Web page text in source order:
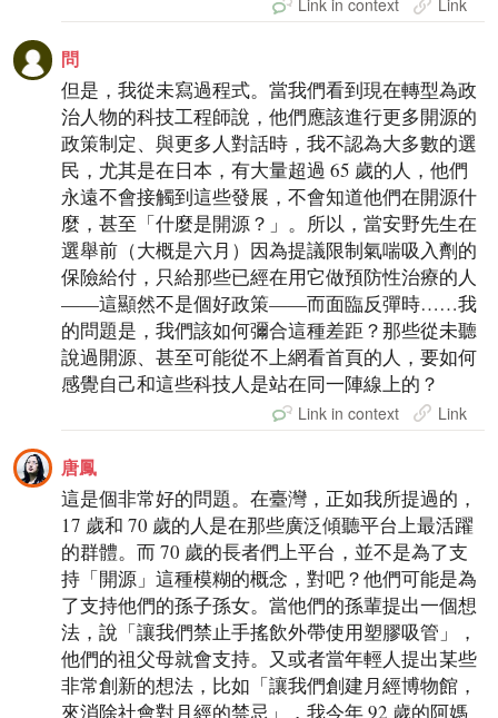
Link in context Link
問
但是，我從未寫過程式。當我們看到現在轉型為政
治人物的科技工程師說，他們應該進行更多開源的
政策制定、與更多人對話時，我不認為大多數的選
民，尤其是在日本，有大量超過 65 歲的人，他們
永遠不會接觸到這些發展，不會知道他們在開源什
麼，甚至「什麼是開源？」。所以，當安野先生在
選舉前（大概是六月）因為提議限制氣喘吸入劑的
保險給付，只給那些已經在用它做預防性治療的人
——這顯然不是個好政策——而面臨反彈時……我
的問題是，我們該如何彌合這種差距？那些從未聽
說過開源、甚至可能從不上網看首頁的人，要如何
感覺自己和這些科技人是站在同一陣線上的？
Link in context Link
唐鳳
這是個非常好的問題。在臺灣，正如我所提過的，
17 歲和 70 歲的人是在那些廣泛傾聽平台上最活躍
的群體。而 70 歲的長者們上平台，並不是為了支
持「開源」這種模糊的概念，對吧？他們可能是為
了支持他們的孫子孫女。當他們的孫輩提出一個想
法，說「讓我們禁止手搖飲外帶使用塑膠吸管」，
他們的祖父母就會支持。又或者當年輕人提出某些
非常創新的想法，比如「讓我們創建月經博物館，
來消除社會對月經的禁忌」，我今年 92 歲的阿媽